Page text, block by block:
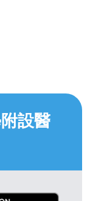
設醫